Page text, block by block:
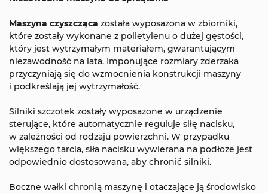
Maszyna czyszcząca została wyposazona w zbiorniki,
które zostały wykonane z polietylenu o dużej gęstości,
który jest wytrzymałym materiałem, gwarantującym
niezawodność na lata. Imponujące rozmiary zderzaka
przyczyniają się do wzmocnienia konstrukcji maszyny
i podkreślają jej wytrzymałość.
Silniki szczotek zostały wyposażone w urządzenie
sterujące, które automatycznie reguluje siłę nacisku,
w zależności od rodzaju powierzchni. W przypadku
większego tarcia, siła nacisku wywierana na podłoże jest
odpowiednio dostosowana, aby chronić silniki.
Boczne wałki chronią maszynę i otaczające ją środowisko